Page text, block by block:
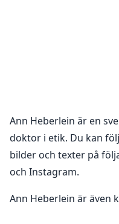
Ann Heberlein är en
doktor i etik. Du kan
bilder och texter på
och Instagram.
Ann Heberlein är även